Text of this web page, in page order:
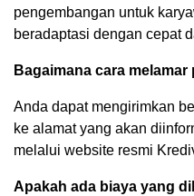
pengembangan untuk
beradaptasi dengan cepat
Bagaimana cara melamar
Anda dapat mengirimkan
ke alamat yang akan
melalui website resmi
Apakah ada biaya yang